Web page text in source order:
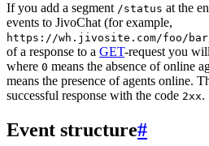
If you add a segment /status at the
events to JivoChat (for example,
https://wh.jivosite.com/foo/
of a response to a GET-request you
where 0 means the absence of online
means the presence of agents online.
successful response with the code 2xx.
Event structure#